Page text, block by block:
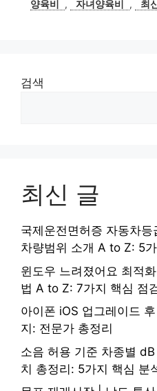
양육비
, 자녀양육비 , 최
검색
최신 글
국제운전면허증 자동차
차량범위 소개 A to Z: 5
윈도우 느려졌어요 최적
법 A to Z: 7가지 핵심 점
아이폰 iOS 업그레이드
지: 전문가 총정리
소음 허용 기준 차종별
치 총정리: 5가지 핵심 분